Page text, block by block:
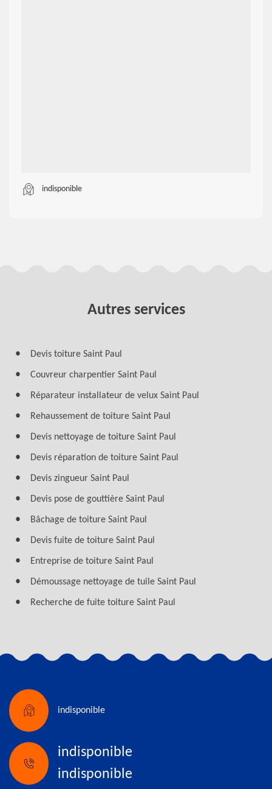
indisponible
Autres services
Devis toiture Saint Paul
Couvreur charpentier Saint Paul
Réparateur installateur de velux Saint Paul
Rehaussement de toiture Saint Paul
Devis nettoyage de toiture Saint Paul
Devis réparation de toiture Saint Paul
Devis zingueur Saint Paul
Devis pose de gouttière Saint Paul
Bâchage de toiture Saint Paul
Devis fuite de toiture Saint Paul
Entreprise de toiture Saint Paul
Démoussage nettoyage de tuile Saint Paul
Recherche de fuite toiture Saint Paul
indisponible
indisponible
indisponible